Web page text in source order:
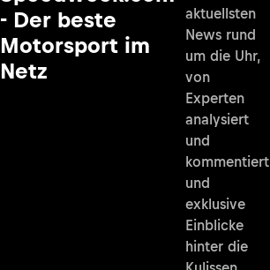
- Der beste
Motorsport im
Netz
aktuellsten
News rund
um die Uhr,
von
Experten
analysiert
und
kommentiert
und
exklusive
Einblicke
hinter die